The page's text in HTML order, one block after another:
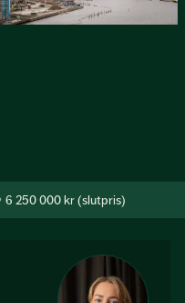
6 250 000 kr (slutpris)